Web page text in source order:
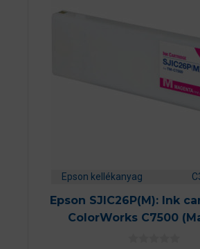
Epson kellékanyag
Epson SJIC26P(M): Ink
ColorWorks C7500